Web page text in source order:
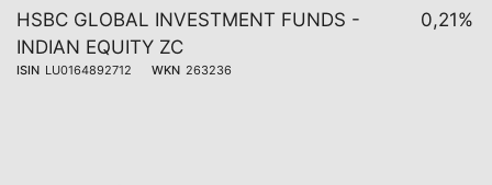
HSBC GLOBAL INVESTMENT FUNDS -
INDIAN EQUITY ZC
ISIN LU0164892712 WKN 263236
0,21%